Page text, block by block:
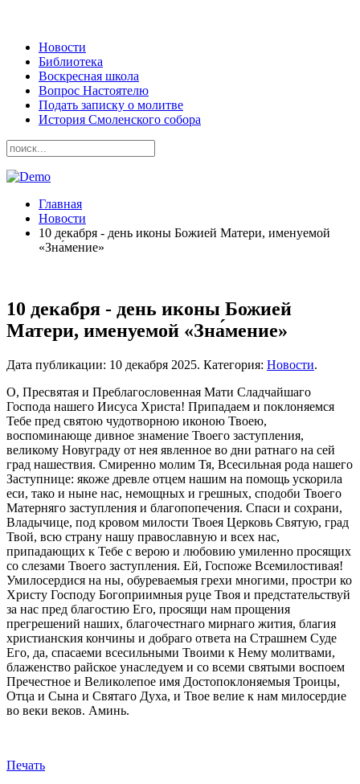
Новости
Библиотека
Воскресная школа
Вопрос Настоятелю
Подать записку о молитве
История Смоленского собора
Главная
Новости
10 декабря - день иконы Божией Матери, именуемой
«Зна́мение»
10 декабря - день иконы Божией
Матери, именуемой «Зна́мение»
Дата публикации: 10 декабря 2025. Категория: Новости.
О, Пресвята‌я и Преблагослове‌нная Ма‌ти Сладча‌йшаго
Го‌спода на‌шего Иису‌са Христа‌! Припа‌даем и поклоня‌емся
Тебе‌ пред свято‌ю чудотво‌рною ико‌ною Твое‌ю,
воспомина‌юще ди‌вное зна‌мение Твоего‌ заступле‌ния,
вели‌кому Нову‌гра‌ду от нея‌ явле‌нное во дни ра‌тнаго на сей
град наше‌ствия. Смире‌нно мо‌лим Тя, Всеси‌льная ро‌да на‌шего
Засту‌пнице: я‌коже дре‌вле отце‌м на‌шим на по‌мощь уско‌рила
еси‌, та‌ко и ны‌не нас, немощны‌х и гре‌шных, сподо‌би Твоего‌
Ма‌терняго заступле‌ния и благопопече‌ния. Спаси‌ и сохрани‌,
Влады‌чице, под кро‌вом ми‌лости Твоея‌ Це‌рковь Святу‌ю, град
Твой, всю страну‌ на‌шу правосла‌вную и всех нас,
припа‌дающих к Тебе‌ с ве‌рою и любо‌вию умиле‌нно прося‌щих
со слеза‌ми Твоего‌ заступле‌ния. Ей, Госпоже‌ Всеми‌лостивая!
Умилосе‌рдися на ны, обурева‌емыя грехи‌ мно‌гими, простри‌ ко
Христу‌ Го‌споду Богоприи‌мныя ру‌це Твоя‌ и предста‌тельствуй
за нас пред бла‌гостию Его‌, прося‌щи нам проще‌ния
прегреше‌ний на‌ших, благоче‌стнаго ми‌рнаго жития‌, благи‌я
христиа‌нския кончи‌ны и до‌браго отве‌та на Стра‌шнем Суде‌
Его‌, да, спаса‌еми всеси‌льными Твои‌ми к Нему‌ моли‌твами,
блаже‌нство ра‌йское унасле‌дуем и со все‌ми святы‌ми воспое‌м
Пречестно‌е и Великоле‌пое и‌мя Достопоклоня‌емыя Тро‌ицы,
Отца‌ и Сы‌на и Свята‌го Ду‌ха, и Твое‌ ве‌лие к нам милосе‌рдие
во ве‌ки веко‌в. Аминь.
Печать